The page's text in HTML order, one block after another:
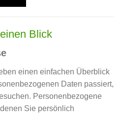
Blick
einen einfachen Überblick
Daten passiert,
Personenbezogene
Sie persönlich